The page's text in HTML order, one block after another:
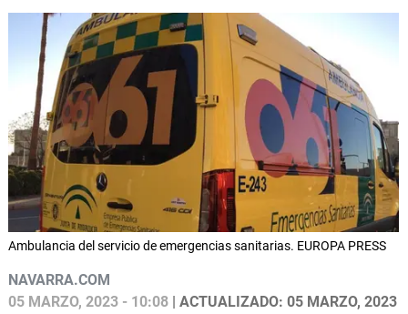
Ambulancia del servicio de emergencias sanitarias. EUROPA PRESS
NAVARRA.COM
05 MARZO, 2023 - 10:08 | ACTUALIZADO: 05 MARZO, 2023